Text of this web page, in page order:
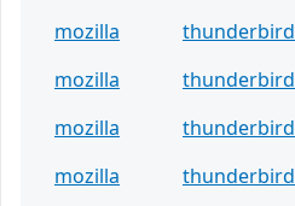
mozilla
thunderbird
mozilla
thunderbird
mozilla
thunderbird
mozilla
thunderbird